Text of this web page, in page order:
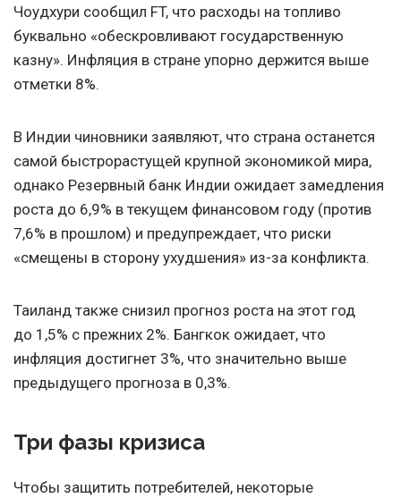
Чоудхури сообщил FT, что расходы на топливо
буквально «обескровливают государственную
казну». Инфляция в стране упорно держится выше
отметки 8%.
В Индии чиновники заявляют, что страна останется
самой быстрорастущей крупной экономикой мира,
однако Резервный банк Индии ожидает замедления
роста до 6,9% в текущем финансовом году (против
7,6% в прошлом) и предупреждает, что риски
«смещены в сторону ухудшения» из-за конфликта.
Таиланд также снизил прогноз роста на этот год
до 1,5% с прежних 2%. Бангкок ожидает, что
инфляция достигнет 3%, что значительно выше
предыдущего прогноза в 0,3%.
Три фазы кризиса
Чтобы защитить потребителей, некоторые